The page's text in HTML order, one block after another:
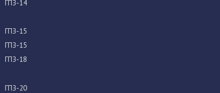
ГПЗ-14
ГПЗ-15
ГПЗ-15
ГПЗ-18
ГПЗ-20